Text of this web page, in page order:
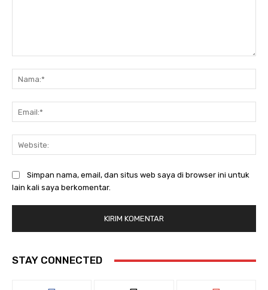
Simpan nama, email, dan situs web saya di browser ini untuk
lain kali saya berkomentar.
STAY CONNECTED